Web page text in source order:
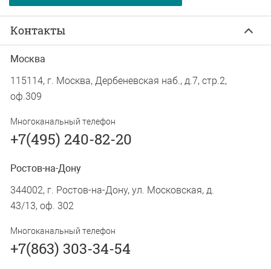
Контакты
Москва
115114, г. Москва, Дербеневская наб., д.7, стр.2,
оф.309
Многоканальный телефон
+7(495) 240-82-20
Ростов-на-Дону
344002, г. Ростов-на-Дону, ул. Московская, д.
43/13, оф. 302
Многоканальный телефон
+7(863) 303-34-54